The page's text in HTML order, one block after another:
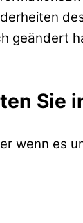
geändert
Sie
wenn es